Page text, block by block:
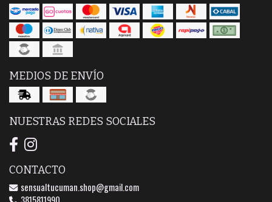
MEDIOS DE ENVÍO
NUESTRAS REDES SOCIALES
CONTACTO
sensualtucuman.shop@gmail.com